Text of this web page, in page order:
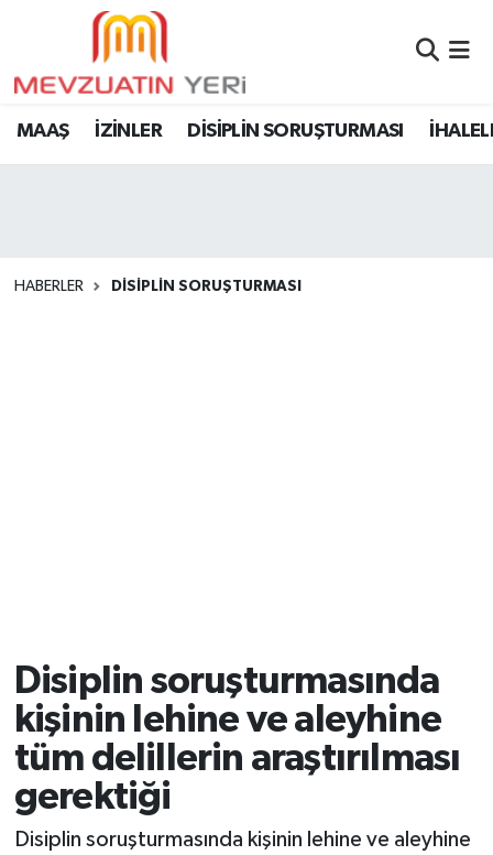
MAAŞ İZİNLER DİSİPLİN SORUŞTURMASI
HABERLER DİSİPLİN SORUŞTURMASI
Disiplin soruşturmasında
kişinin lehine ve aleyhine
tüm delillerin araştırılması
gerektiği
Disiplin soruşturmasında kişinin lehine ve aleyhine